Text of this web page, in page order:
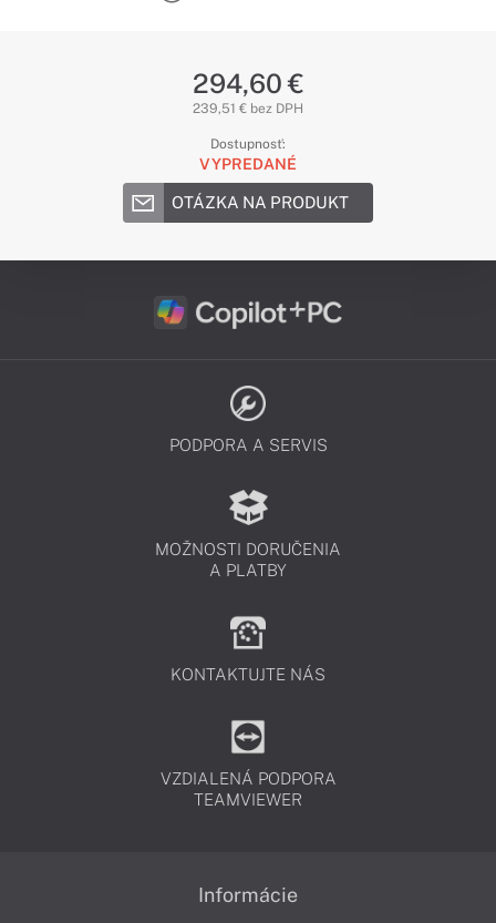
294,60 €
239,51 € bez DPH
Dostupnosť:
VYPREDANÉ
OTÁZKA NA PRODUKT
PODPORA A SERVIS
MOŽNOSTI DORUČENIA
A PLATBY
KONTAKTUJTE NÁS
VZDIALENÁ PODPORA
TEAMVIEWER
Informácie